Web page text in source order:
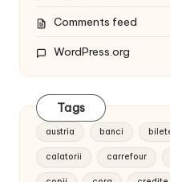
Comments feed
WordPress.org
Tags
austria banci
calatorii carrefour